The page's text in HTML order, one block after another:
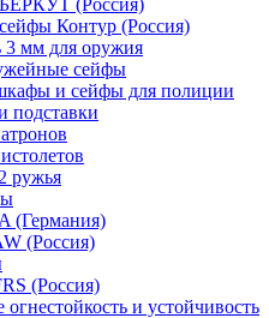
(Россия)
Контур (Россия)
3 мм для оружия
сейфы
и сейфы для полиции
подставки
ружья
(Германия)
(Россия)
(Россия)
и устойчивость